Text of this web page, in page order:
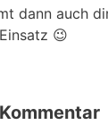
dann auch
😉